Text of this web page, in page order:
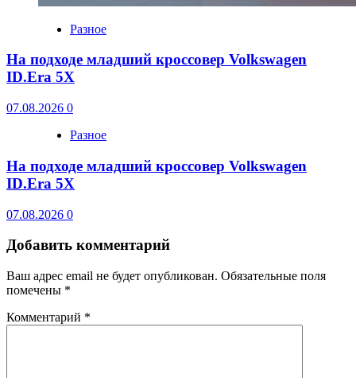
Разное
На подходе младший кроссовер Volkswagen
ID.Era 5X
07.08.2026 0
Разное
На подходе младший кроссовер Volkswagen
ID.Era 5X
07.08.2026 0
Добавить комментарий
Ваш адрес email не будет опубликован. Обязательные поля
помечены *
Комментарий *